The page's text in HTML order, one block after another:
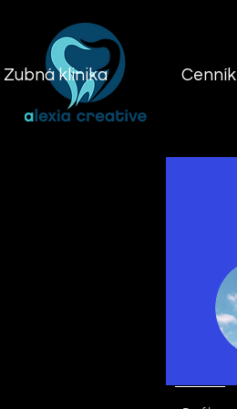
Zubná klinika Cenník